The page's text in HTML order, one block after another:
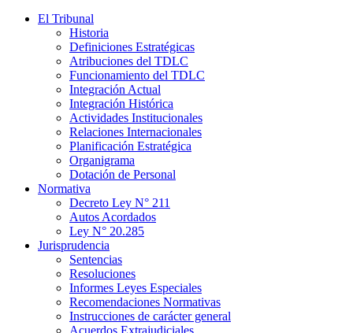
El Tribunal
Historia
Definiciones Estratégicas
Atribuciones del TDLC
Funcionamiento del TDLC
Integración Actual
Integración Histórica
Actividades Institucionales
Relaciones Internacionales
Planificación Estratégica
Organigrama
Dotación de Personal
Normativa
Decreto Ley N° 211
Autos Acordados
Ley N° 20.285
Jurisprudencia
Sentencias
Resoluciones
Informes Leyes Especiales
Recomendaciones Normativas
Instrucciones de carácter general